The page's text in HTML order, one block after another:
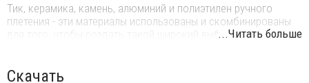
Тик, керамика, камень, алюминий и полиэтилен ручного
плетения - эти материалы использованы и скомбинированы
для того, чтобы создать такой широкий выбор столов и
Особенности:
...Читать больше
Скачать